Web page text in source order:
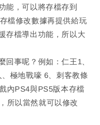
能，可以將存檔存到
檔修改數據再提供給玩
存檔導出功能，所以大
回事呢？例如：仁王1、
極地戰嚎 6、刺客教條
內PS4與PS5版本存檔
所以當然就可以修改